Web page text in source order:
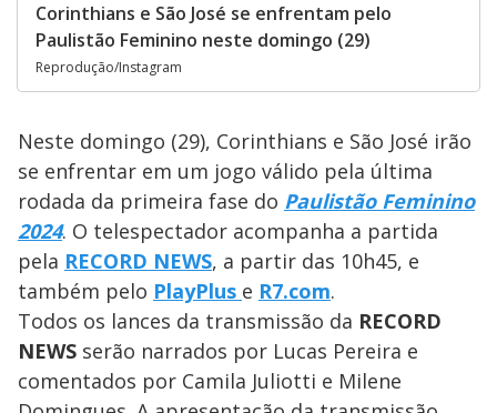
Corinthians e São José se enfrentam pelo
Paulistão Feminino neste domingo (29)
Reprodução/Instagram
Neste domingo (29), Corinthians e São José irão
se enfrentar em um jogo válido pela última
rodada da primeira fase do Paulistão Feminino
2024. O telespectador acompanha a partida
pela RECORD NEWS, a partir das 10h45, e
também pelo PlayPlus e R7.com.
Todos os lances da transmissão da RECORD
NEWS serão narrados por Lucas Pereira e
comentados por Camila Juliotti e Milene